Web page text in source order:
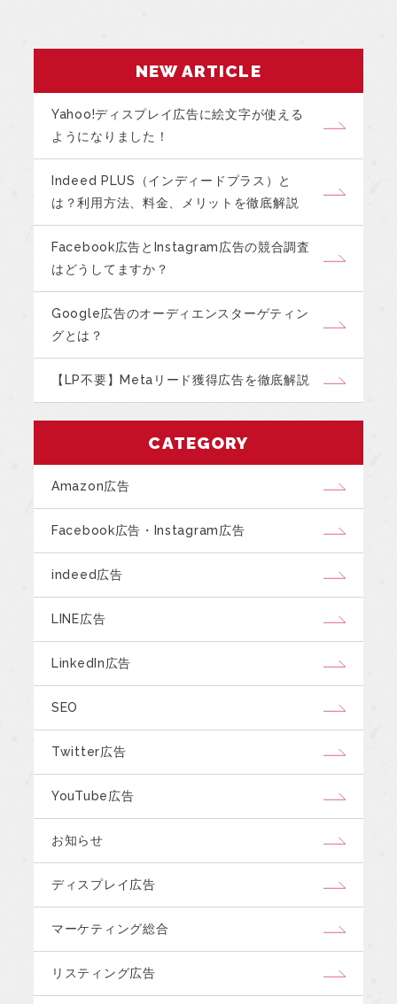
NEW ARTICLE
Yahoo!ディスプレイ広告に絵文字が使える
ようになりました！
Indeed PLUS（インディードプラス）と
は？利用方法、料金、メリットを徹底解説
Facebook広告とInstagram広告の競合調査
はどうしてますか？
Google広告のオーディエンスターゲティン
グとは？
【LP不要】Metaリード獲得広告を徹底解説
CATEGORY
Amazon広告
Facebook広告・Instagram広告
indeed広告
LINE広告
LinkedIn広告
SEO
Twitter広告
YouTube広告
お知らせ
ディスプレイ広告
マーケティング総合
リスティング広告